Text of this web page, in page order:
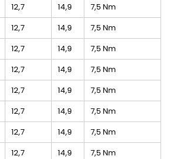
12,7 14,9
7,5 Nm
12,7 14,9
7,5 Nm
12,7 14,9
7,5 Nm
12,7 14,9
7,5 Nm
12,7 14,9
7,5 Nm
12,7 14,9
7,5 Nm
12,7 14,9
7,5 Nm
12,7 14,9
7,5 Nm